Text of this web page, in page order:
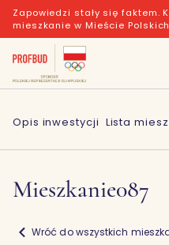
Zapowiedzi stały się faktem.
mieszkanie w Mieście
Opis inwestycji Lista
Mieszkanie087
Wróć do wszystkich